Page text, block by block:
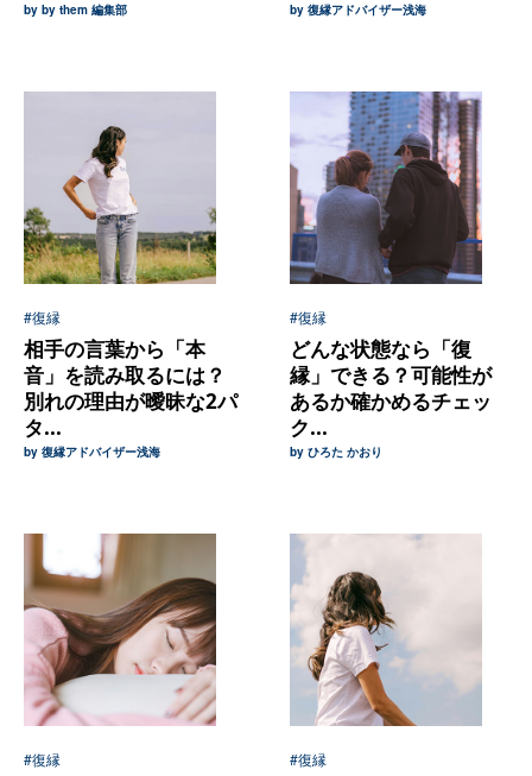
by by them 編集部 by 復縁アドバイザー浅海
#復縁
相手の言葉から「本
音」を読み取るには？
別れの理由が曖昧な2パ
タ...
by 復縁アドバイザー浅海
#復縁
どんな状態なら「復
縁」できる？可能性が
あるか確かめるチェッ
ク...
by ひろた かおり
#復縁 #復縁